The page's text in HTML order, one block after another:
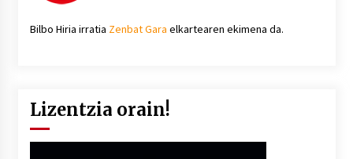
Bilbo Hiria irratia Zenbat Gara elkartearen ekimena da.
Lizentzia orain!